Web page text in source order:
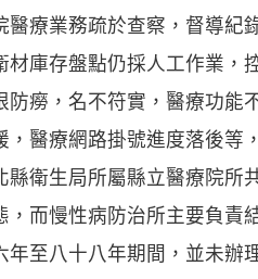
醫療業務疏於查察，督導紀
材庫存盤點仍採人工作業
防癆，名不符實，醫療功能
，醫療網路掛號進度落後等
生局所屬縣立醫療院所
，而慢性病防治所主要負責
年至八十八年期間，並未辦